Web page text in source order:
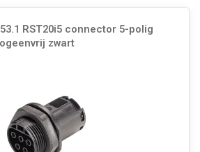
RST20i5 connector 5-polig
zwart